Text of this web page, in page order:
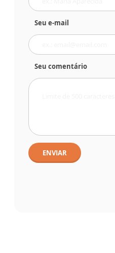
Seu e-mail
Seu comentário
ENVIAR